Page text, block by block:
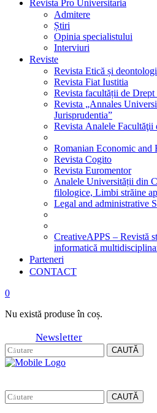
Revista Pro Universitaria
Admitere
Știri
Opinia specialistului
Interviuri
Reviste
Revista Etică și
Revista Fiat Iustitia
Revista facultății de Drept
Revista „Annales
Jurisprudentia”
Revista Analele
Romanian Economic and
Revista Cogito
Revista Euromentor
Analele Universității din
filologice, Limbi străine
Legal and administrative
CreativeAPPS – Revistă
informatică
Parteneri
CONTACT
0
Nu există produse în coș.
Newsletter
CAUTĂ
CAUTĂ